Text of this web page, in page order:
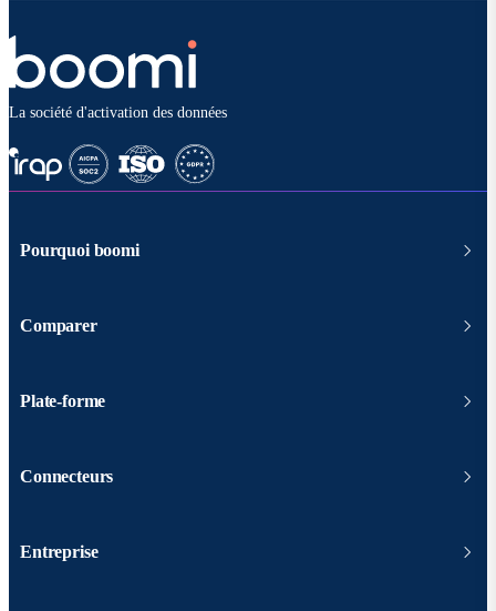
La société d'activation des données
Pourquoi boomi
Comparer
Plate-forme
Connecteurs
Entreprise